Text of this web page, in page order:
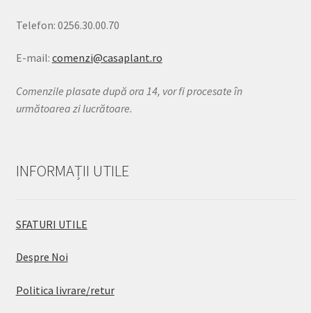
Telefon: 0256.30.00.70
E-mail: comenzi@casaplant.ro
Comenzile plasate după ora 14, vor fi procesate în
următoarea zi lucrătoare.
INFORMAȚII UTILE
SFATURI UTILE
Despre Noi
Politica livrare/retur